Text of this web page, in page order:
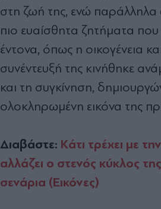
στη ζωή της, ενώ παράλληλα
πιο ευαίσθητα ζητήματα
έντονα, όπως η οικογένεια
συνέντευξή της κινήθηκε
και τη συγκίνηση,
ολοκληρωμένη εικόνα της
Διαβάστε: Kάτι τρέχει µε
αλλάζει ο στενός κύκλος
σενάρια (Εικόνες)